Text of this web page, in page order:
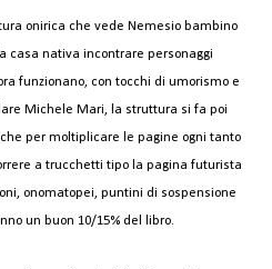
onirica che vede Nemesio bambino
casa nativa incontrare personaggi
funzionano, con tocchi di umorismo e
Michele Mari, la struttura si fa poi
per moltiplicare le pagine ogni tanto
a trucchetti tipo la pagina futurista
onomatopei, puntini di sospensione
un buon 10/15% del libro.